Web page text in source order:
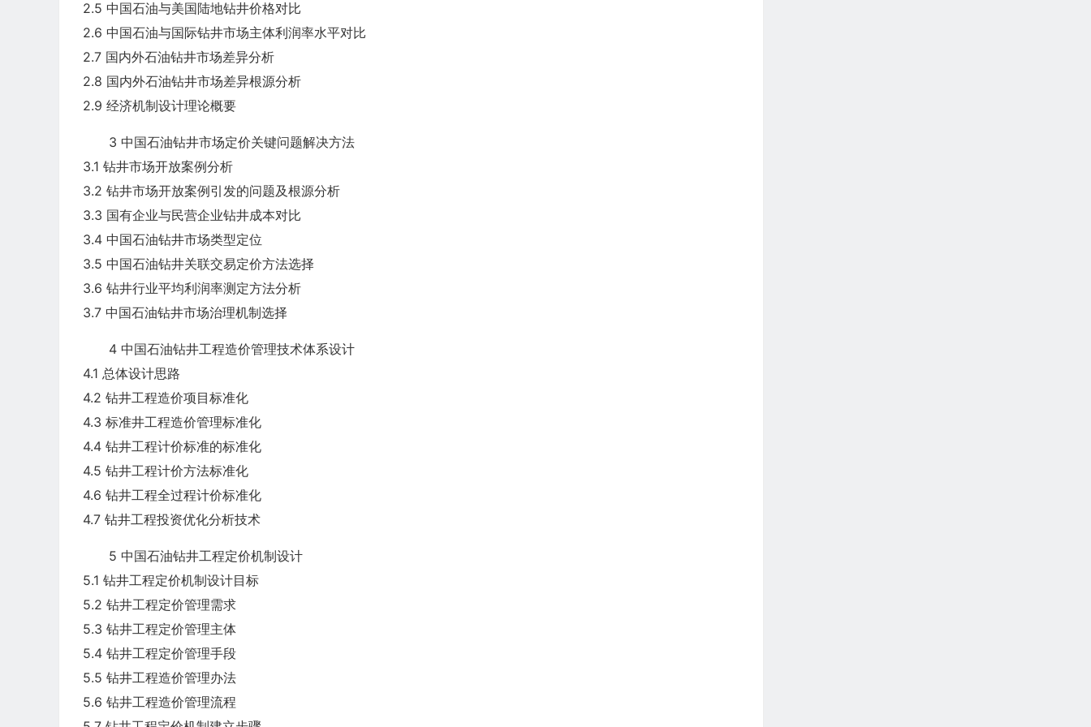
2.5 中国石油与美国陆地钻井价格对比
2.6 中国石油与国际钻井市场主体利润率水平对比
2.7 国内外石油钻井市场差异分析
2.8 国内外石油钻井市场差异根源分析
2.9 经济机制设计理论概要
3 中国石油钻井市场定价关键问题解决方法
3.1 钻井市场开放案例分析
3.2 钻井市场开放案例引发的问题及根源分析
3.3 国有企业与民营企业钻井成本对比
3.4 中国石油钻井市场类型定位
3.5 中国石油钻井关联交易定价方法选择
3.6 钻井行业平均利润率测定方法分析
3.7 中国石油钻井市场治理机制选择
4 中国石油钻井工程造价管理技术体系设计
4.1 总体设计思路
4.2 钻井工程造价项目标准化
4.3 标准井工程造价管理标准化
4.4 钻井工程计价标准的标准化
4.5 钻井工程计价方法标准化
4.6 钻井工程全过程计价标准化
4.7 钻井工程投资优化分析技术
5 中国石油钻井工程定价机制设计
5.1 钻井工程定价机制设计目标
5.2 钻井工程定价管理需求
5.3 钻井工程定价管理主体
5.4 钻井工程定价管理手段
5.5 钻井工程造价管理办法
5.6 钻井工程造价管理流程